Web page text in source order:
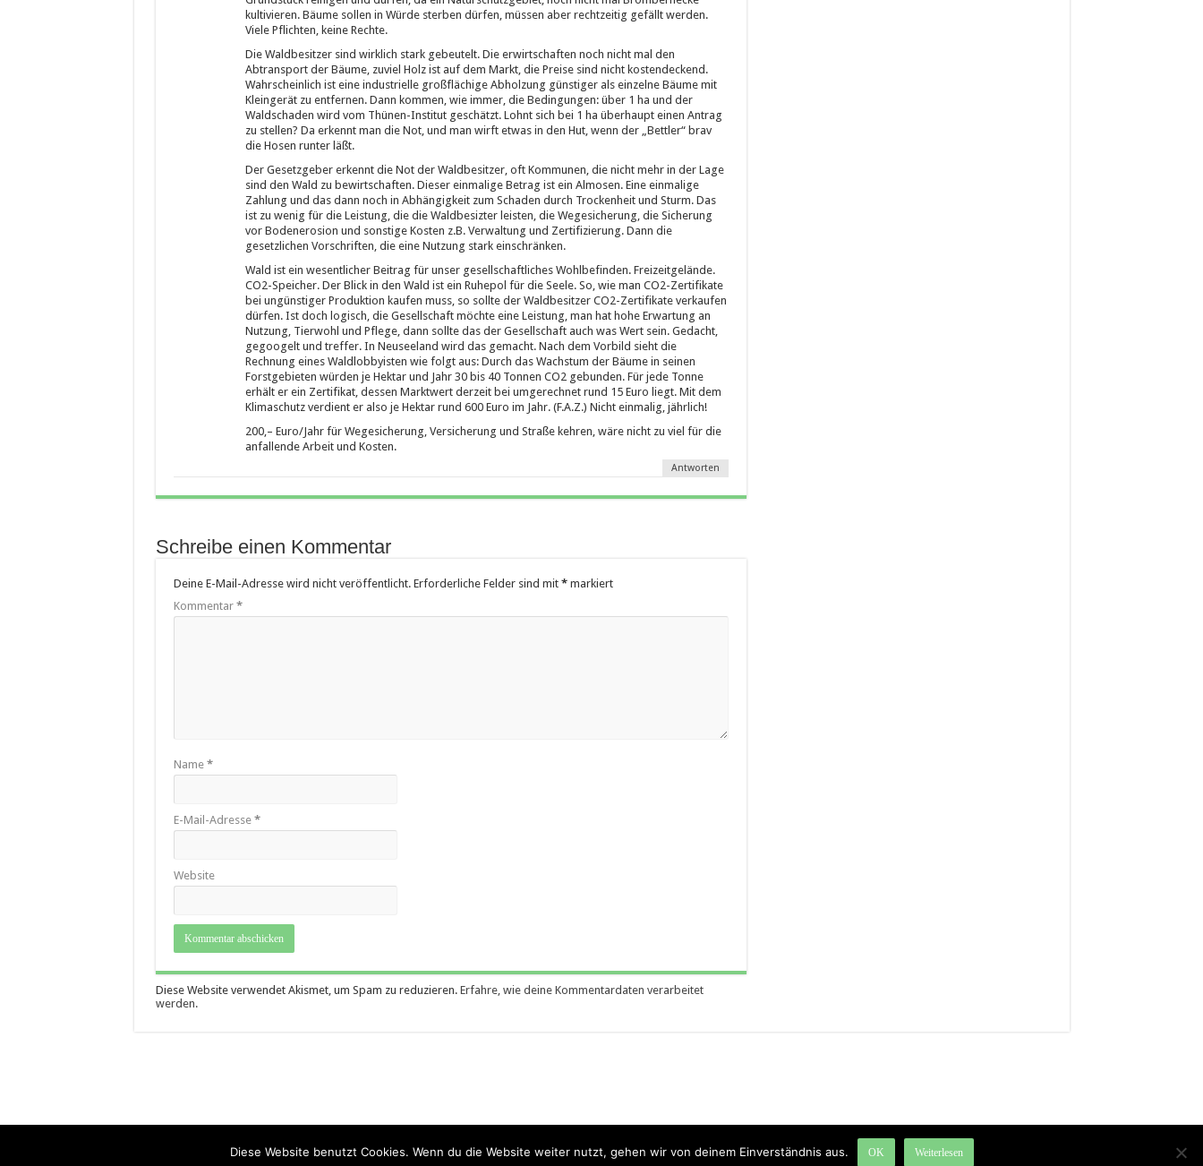
kultivieren. Bäume sollen in Würde sterben dürfen, müssen aber rechtzeitig gefällt werden.
Viele Pflichten, keine Rechte.
Die Waldbesitzer sind wirklich stark gebeutelt. Die erwirtschaften noch nicht mal den
Abtransport der Bäume, zuviel Holz ist auf dem Markt, die Preise sind nicht kostendeckend.
Wahrscheinlich ist eine industrielle großflächige Abholzung günstiger als einzelne Bäume mit
Kleingerät zu entfernen. Dann kommen, wie immer, die Bedingungen: über 1 ha und der
Waldschaden wird vom Thünen-Institut geschätzt. Lohnt sich bei 1 ha überhaupt einen Antrag
zu stellen? Da erkennt man die Not, und man wirft etwas in den Hut, wenn der „Bettler“ brav
die Hosen runter läßt.
Der Gesetzgeber erkennt die Not der Waldbesitzer, oft Kommunen, die nicht mehr in der Lage
sind den Wald zu bewirtschaften. Dieser einmalige Betrag ist ein Almosen. Eine einmalige
Zahlung und das dann noch in Abhängigkeit zum Schaden durch Trockenheit und Sturm. Das
ist zu wenig für die Leistung, die die Waldbesizter leisten, die Wegesicherung, die Sicherung
vor Bodenerosion und sonstige Kosten z.B. Verwaltung und Zertifizierung. Dann die
gesetzlichen Vorschriften, die eine Nutzung stark einschränken.
Wald ist ein wesentlicher Beitrag für unser gesellschaftliches Wohlbefinden. Freizeitgelände.
CO2-Speicher. Der Blick in den Wald ist ein Ruhepol für die Seele. So, wie man CO2-Zertifikate
bei ungünstiger Produktion kaufen muss, so sollte der Waldbesitzer CO2-Zertifikate verkaufen
dürfen. Ist doch logisch, die Gesellschaft möchte eine Leistung, man hat hohe Erwartung an
Nutzung, Tierwohl und Pflege, dann sollte das der Gesellschaft auch was Wert sein. Gedacht,
gegoogelt und treffer. In Neuseeland wird das gemacht. Nach dem Vorbild sieht die
Rechnung eines Waldlobbyisten wie folgt aus: Durch das Wachstum der Bäume in seinen
Forstgebieten würden je Hektar und Jahr 30 bis 40 Tonnen CO2 gebunden. Für jede Tonne
erhält er ein Zertifikat, dessen Marktwert derzeit bei umgerechnet rund 15 Euro liegt. Mit dem
Klimaschutz verdient er also je Hektar rund 600 Euro im Jahr. (F.A.Z.) Nicht einmalig, jährlich!
200,– Euro/Jahr für Wegesicherung, Versicherung und Straße kehren, wäre nicht zu viel für die
anfallende Arbeit und Kosten.
Antworten
Schreibe einen Kommentar
Deine E-Mail-Adresse wird nicht veröffentlicht. Erforderliche Felder sind mit *markiert
Kommentar *
Name *
E-Mail-Adresse *
Website
Diese Website verwendet Akismet, um Spam zu reduzieren. Erfahre, wie deine Kommentardaten verarbeitet
werden.
Diese Website benutzt Cookies. Wenn du die Website weiter nutzt, gehen wir von deinem Einverständnis aus. OK Weiterlesen